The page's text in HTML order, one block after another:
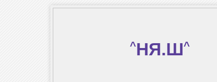
^НЯ.Ш^